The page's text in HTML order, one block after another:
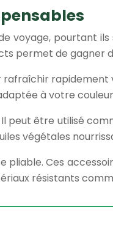
voyage, pourtant
permet de gagner
rapidement
à votre
être utilisé
végétales
pliable. Ces
résistants